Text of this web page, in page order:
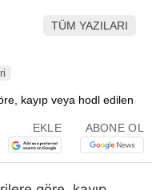
TÜM YAZILARI
EKLE ABONE OL